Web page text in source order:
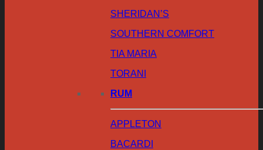
SHERIDAN’S
SOUTHERN COMFORT
TIA MARIA
TORANI
RUM
APPLETON
BACARDI